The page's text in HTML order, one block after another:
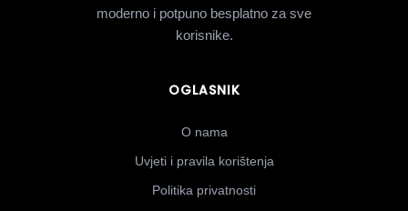
moderno i potpuno besplatno za sve
korisnike.
OGLASNIK
O nama
Uvjeti i pravila korištenja
Politika privatnosti